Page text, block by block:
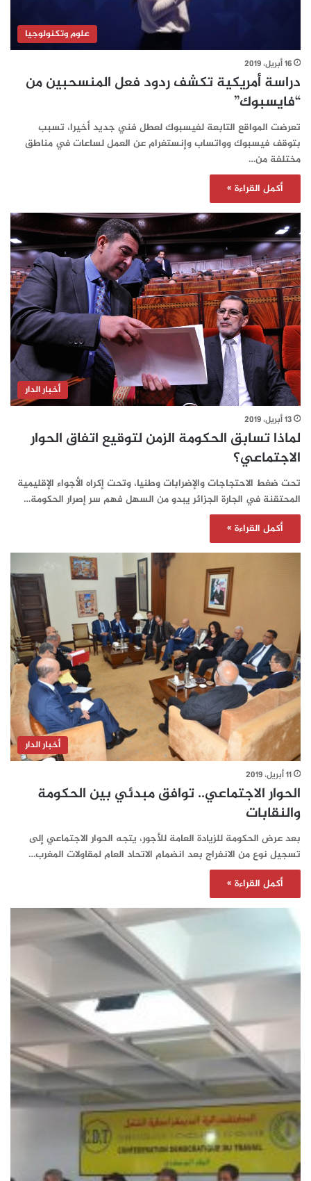
علوم وتكنولوجيا
16 أبريل، 2019
دراسة أمريكية تكشف ردود فعل المنسحبين من
“فايسبوك”
تعرضت المواقع التابعة لفيسبوك لعطل فني جديد أخيرا، تسبب
بتوقف فيسبوك وواتساب وإنستغرام عن العمل لساعات في مناطق
مختلفة من…
أكمل القراءة »
أخبار الدار
13 أبريل، 2019
لماذا تسابق الحكومة الزمن لتوقيع اتفاق الحوار
الاجتماعي؟
تحت ضغط الاحتجاجات والإضرابات وطنيا، وتحت إكراه الأجواء الإقليمية
المحتقنة في الجارة الجزائر يبدو من السهل فهم سر إصرار الحكومة…
أكمل القراءة »
أخبار الدار
11 أبريل، 2019
الحوار الاجتماعي.. توافق مبدئي بين الحكومة
والنقابات
بعد عرض الحكومة للزيادة العامة للأجور، يتجه الحوار الاجتماعي إلى
تسجيل نوع من الانفراج بعد انضمام الاتحاد العام لمقاولات المغرب…
أكمل القراءة »